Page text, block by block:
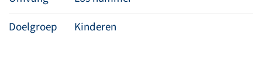
Doelgroep
Kinderen